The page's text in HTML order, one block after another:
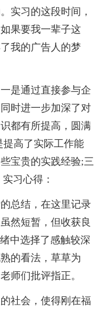
实习的这段时间，
果要我一辈子这
我的广告人的梦
是通过直接参与企
时进一步加深了对
都有所提高，圆满
高了实际工作能
宝贵的实践经验;三
习心得：
总结，在这里记录
然短暂，但收获良
中选择了感触较深
的看法，草草为
师们批评指正。
社会，使得刚在福